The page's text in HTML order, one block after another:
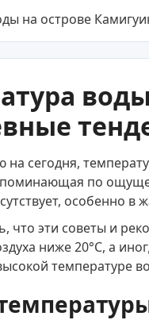
на острове
на сегодня,
по
особенно в
что эти советы и
ниже 20°C, а
температуре